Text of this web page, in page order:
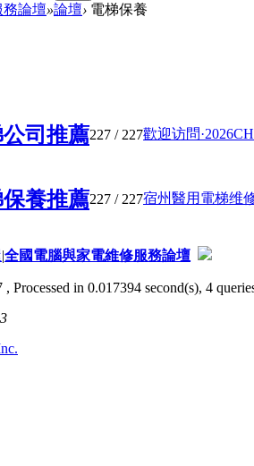
論壇»論壇› 電梯保養
司推薦227 / 227歡迎访問
養推薦227 / 227宿州醫用電梯维
|全國電腦與家電維修服務論壇
, Processed in 0.017394 second(s), 4